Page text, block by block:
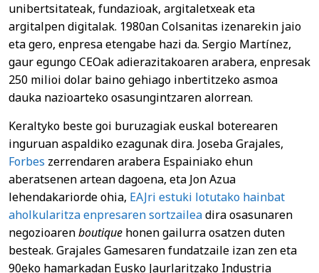
unibertsitateak, fundazioak, argitaletxeak eta
argitalpen digitalak. 1980an Colsanitas izenarekin jaio
eta gero, enpresa etengabe hazi da. Sergio Martínez,
gaur egungo CEOak adierazitakoaren arabera, enpresak
250 milioi dolar baino gehiago inbertitzeko asmoa
dauka nazioarteko osasungintzaren alorrean.
Keraltyko beste goi buruzagiak euskal boterearen
inguruan aspaldiko ezagunak dira. Joseba Grajales,
Forbes zerrendaren arabera Espainiako ehun
aberatsenen artean dagoena, eta Jon Azua
lehendakariorde ohia, EAJri estuki lotutako hainbat
aholkularitza enpresaren sortzaileadira osasunaren
negozioarenboutique honen gailurra osatzen duten
besteak. Grajales Gamesaren fundatzaile izan zen eta
90eko hamarkadan Eusko Jaurlaritzako Industria